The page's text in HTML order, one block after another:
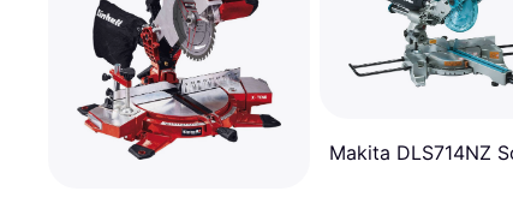
Makita DLS714NZ